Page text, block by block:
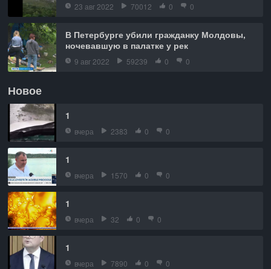
23 авг 2022 70012 0 0
В Петербурге убили гражданку Молдовы,
ночевавшую в палатке у рек
9 авг 2022 59239 0 0
Новое
1
вчера 2383 0 0
1
вчера 1570 0 0
1
вчера 32 0 0
1
вчера 7890 0 0